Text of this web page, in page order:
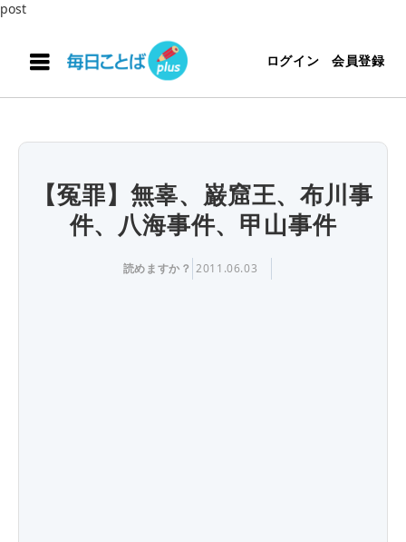
post
ログイン 会員登録
【冤罪】無辜、巌窟王、布川事
件、八海事件、甲山事件
読めますか？ 2011.06.03